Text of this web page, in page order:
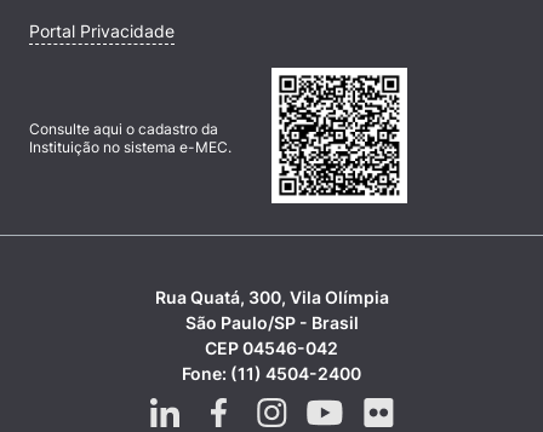
Portal Privacidade
Consulte aqui o cadastro da
Instituição no sistema e-MEC.
Rua Quatá, 300, Vila Olímpia
São Paulo/SP - Brasil
CEP 04546-042
Fone: (11) 4504-2400